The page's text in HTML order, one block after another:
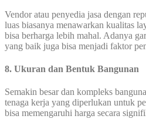
Vendor atau penyedia jasa dengan
luas biasanya menawarkan kualitas
bisa berharga lebih mahal. Adanya
yang baik juga bisa menjadi faktor
8. Ukuran dan Bentuk Bangunan
Semakin besar dan kompleks
tenaga kerja yang diperlukan untuk
bisa memengaruhi harga secara